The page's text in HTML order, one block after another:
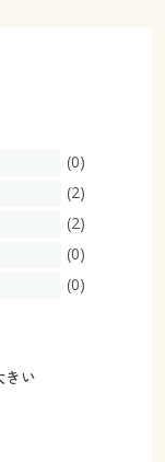
(0)
(2)
(2)
(0)
(0)
きい